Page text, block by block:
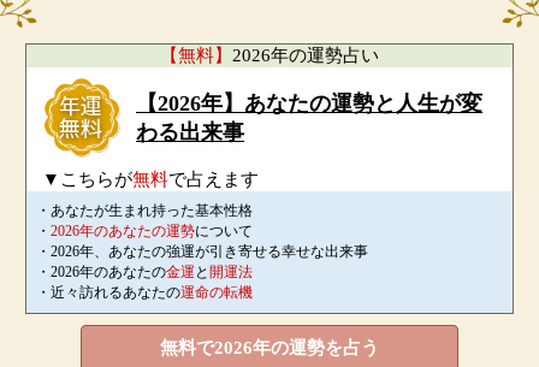
【無料】 2026年の運勢占い
【2026年】あなたの運勢と人生が変
わる出来事
▼こちらが無料で占えます
・あなたが生まれ持った基本性格
・2026年のあなたの運勢について
・2026年、あなたの強運が引き寄せる幸せな出来事
・2026年のあなたの金運 と開運法
・近々訪れるあなたの運命の転機
無料で2026年の運勢を占う